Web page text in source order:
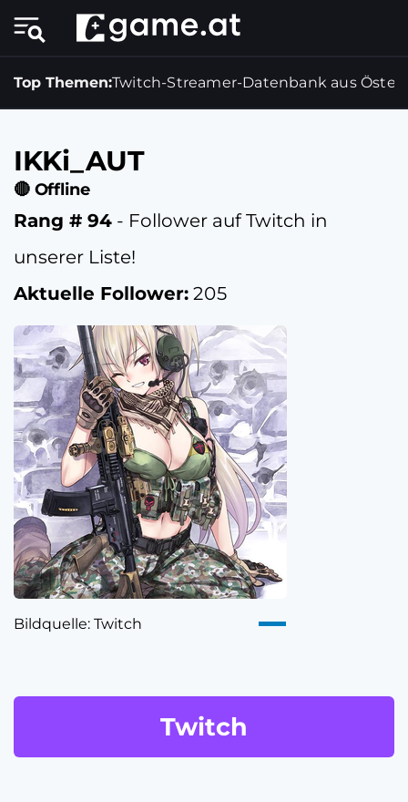
Top Themen:Twitch-Streamer-Datenbank aus
IKKi_AUT
🔴 Offline
Rang # 94 - Follower auf Twitch in
unserer Liste!
Aktuelle Follower: 205
Bildquelle: Twitch
Twitch